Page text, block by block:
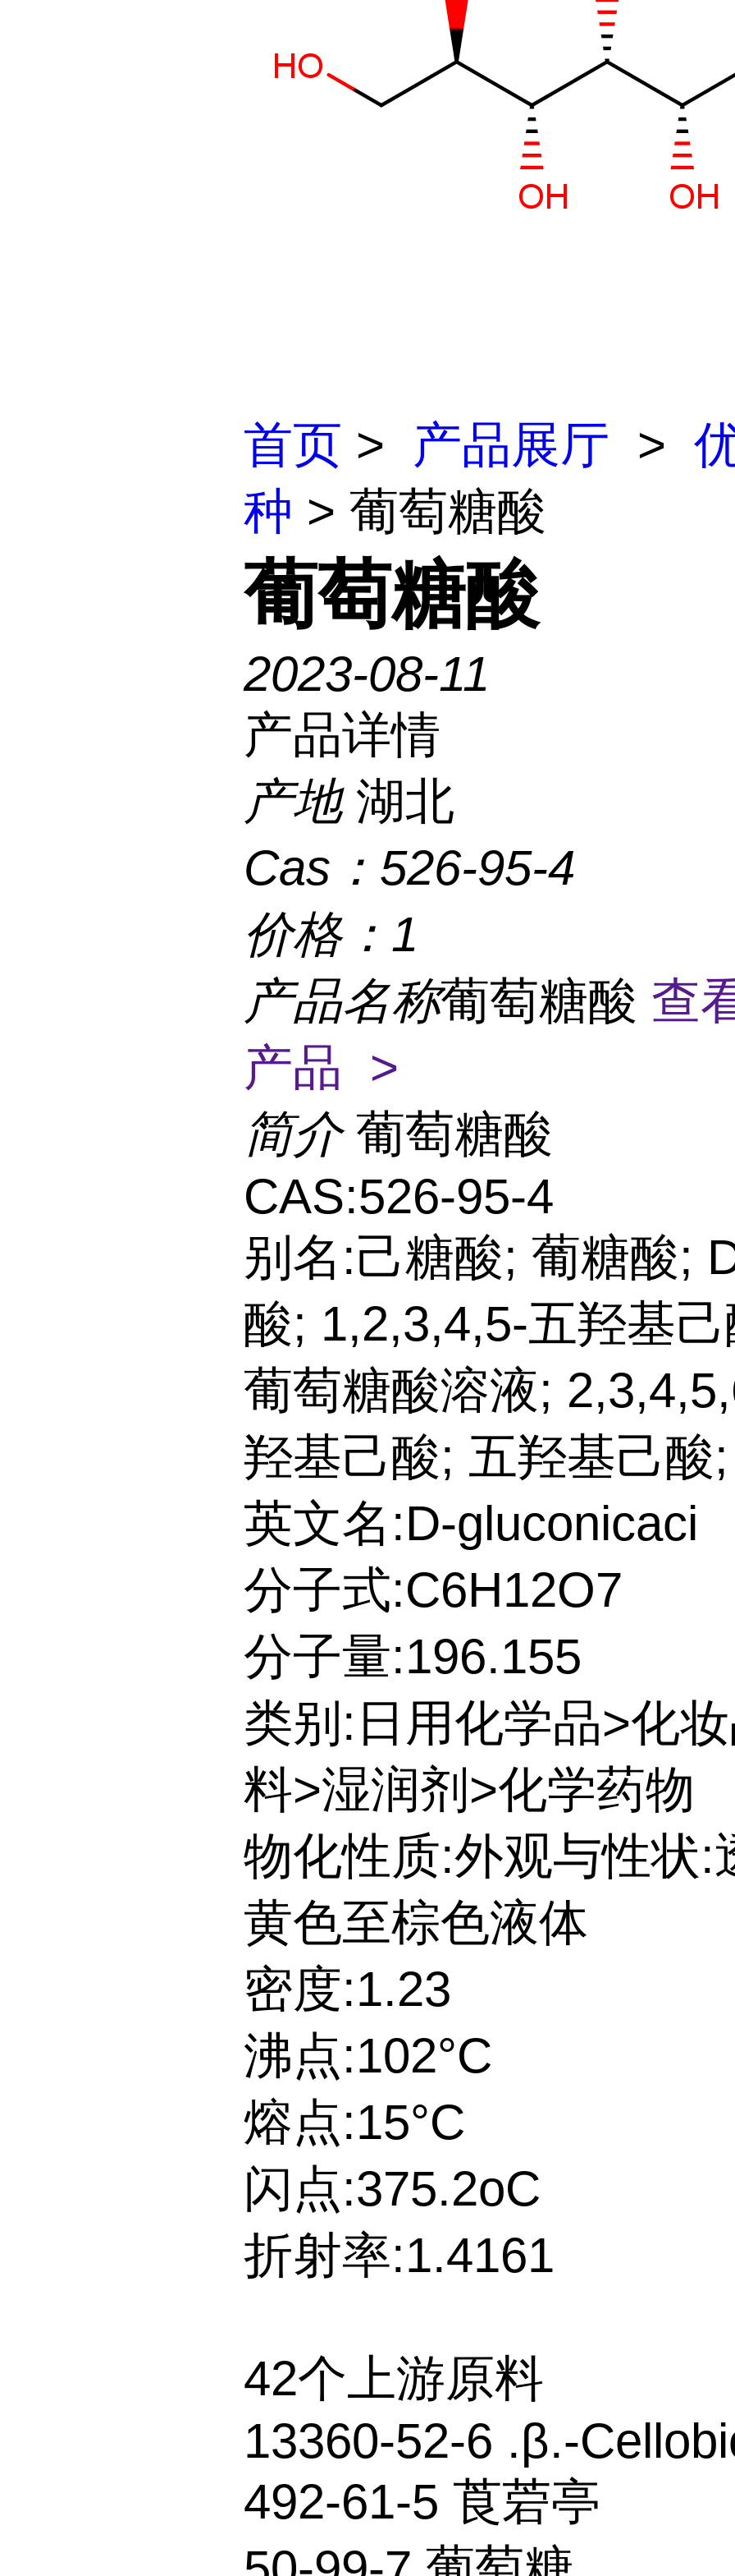
首页 > 产品展厅 >
种 > 葡萄糖酸
葡萄糖酸
2023-08-11
产品详情
产地 湖北
Cas： 526-95-4
价格： 1
产品名称葡萄糖酸 查
产品 >
简介 葡萄糖酸
CAS:526-95-4
别名:己糖酸; 葡糖酸;
酸; 1,2,3,4,5-五羟基
葡萄糖酸溶液;
羟基己酸; 五羟基己酸;
英文名:D-gluconicaci
分子式:C6H12O7
分子量:196.155
类别:日用化学品>化
料>湿润剂>化学药物
物化性质:外观与性状:
黄色至棕色液体
密度:1.23
沸点:102°C
熔点:15°C
闪点:375.2oC
折射率:1.4161
42个上游原料
13360-52-6 .β.-
492-61-5 莨菪亭